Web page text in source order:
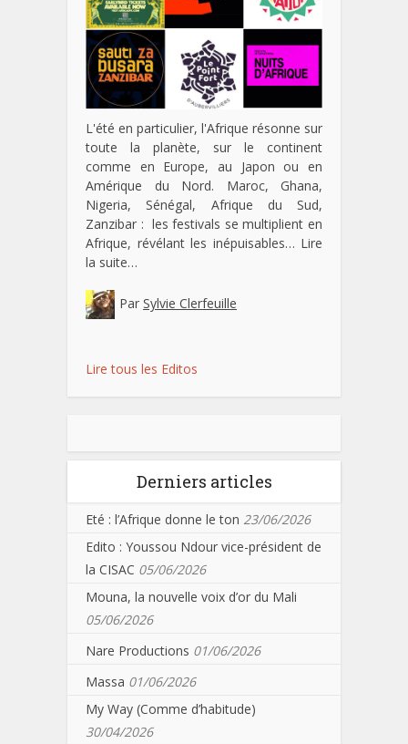
L'été en particulier, l'Afrique résonne sur
toute la planète, sur le continent
comme en Europe, au Japon ou en
Amérique du Nord. Maroc, Ghana,
Nigeria, Sénégal, Afrique du Sud,
Zanzibar : les festivals se multiplient en
Afrique, révélant les inépuisables… Lire
la suite…
Par Sylvie Clerfeuille
Lire tous les Editos
Derniers articles
Eté : l’Afrique donne le ton 23/06/2026
Edito : Youssou Ndour vice-président de
la CISAC 05/06/2026
Mouna, la nouvelle voix d’or du Mali
05/06/2026
Nare Productions 01/06/2026
Massa 01/06/2026
My Way (Comme d’habitude)
30/04/2026